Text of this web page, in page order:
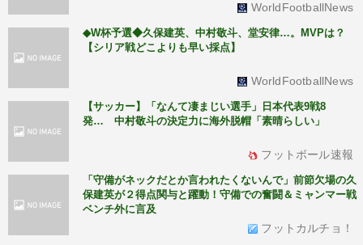
WorldFootballNews
◆W杯予選◆久保建英、中村敬斗、堂安律…。MVPは？
【シリア戦どこよりも早い採点】
WorldFootballNews
【サッカー】「なんて凄まじい選手」日本代表9戦8
発… 中村敬斗の決定力に海外脱帽「素晴らしい」
フットボール速報
「守備がネックだとか言われたくないんで」前節欠場の久
保建英が２得点関与と躍動！守備での奮闘＆ミャンマー戦
ベンチ外に言及
フットカルチョ！